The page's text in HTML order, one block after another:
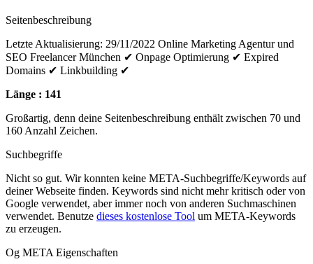
Seitenbeschreibung
Letzte Aktualisierung: 29/11/2022 Online Marketing Agentur und
SEO Freelancer München ✔ Onpage Optimierung ✔ Expired
Domains ✔ Linkbuilding ✔
Länge : 141
Großartig, denn deine Seitenbeschreibung enthält zwischen 70 und
160 Anzahl Zeichen.
Suchbegriffe
Nicht so gut. Wir konnten keine META-Suchbegriffe/Keywords auf
deiner Webseite finden. Keywords sind nicht mehr kritisch oder von
Google verwendet, aber immer noch von anderen Suchmaschinen
verwendet. Benutze dieses kostenlose Tool um META-Keywords
zu erzeugen.
Og META Eigenschaften